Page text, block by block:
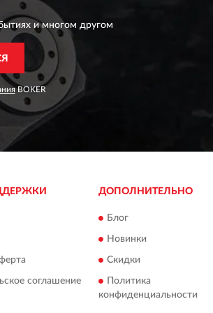
и многом другом
BOKER
соглашение
ДОПОЛНИТЕЛЬНО
Блог
Новинки
Скидки
Политика
конфиденциальности